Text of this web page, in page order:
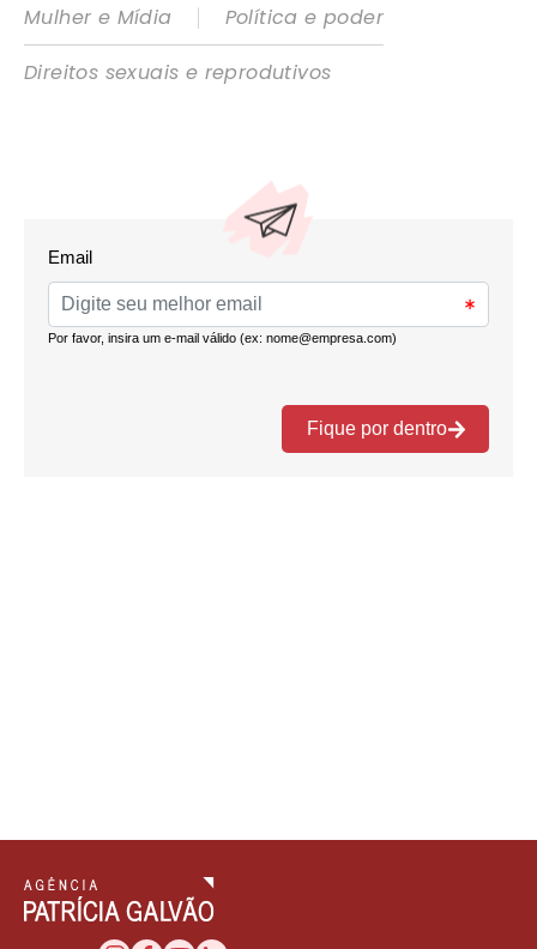
Mulher e Mídia
|
Política e poder
Direitos sexuais e reprodutivos